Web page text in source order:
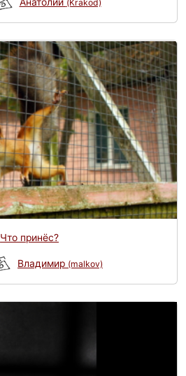
(Krakod)
Что принёс?
Владимир (malkov)